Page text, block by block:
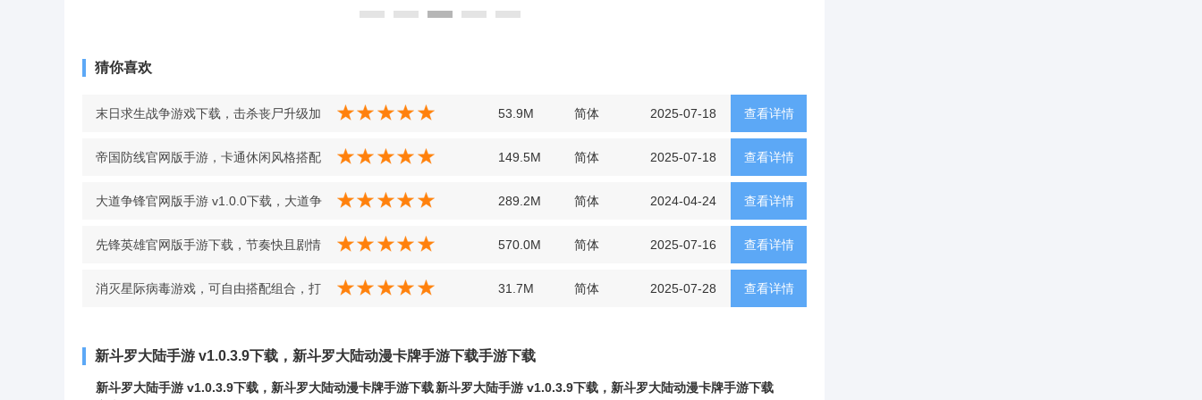
猜你喜欢
查看详情
末日求生战争游戏下载，击杀丧尸升级加
属性，生存挑战超真实 v1.0
53.9M 简体 2025-07-18
查看详情
帝国防线官网版手游，卡通休闲风格搭配
超高画质 v1.1.1
149.5M 简体 2025-07-18
查看详情
大道争锋官网版手游 v1.0.0下载，大道争
锋仙侠手游下载 v1.0.0
289.2M 简体 2024-04-24
查看详情
先锋英雄官网版手游下载，节奏快且剧情
可跳，体验流畅不卡顿 v5.0.72
570.0M 简体 2025-07-16
查看详情
消灭星际病毒游戏，可自由搭配组合，打 31.7M 简体 2025-07-28
新斗罗大陆手游 v1.0.3.9下载，新斗罗大陆动漫卡牌手游下载手游下载
新斗罗大陆手游 v1.0.3.9下载，新斗罗大陆动漫卡牌手游下载新斗罗大陆手游 v1.0.3.9下载，新斗罗大陆动漫卡牌手游下载